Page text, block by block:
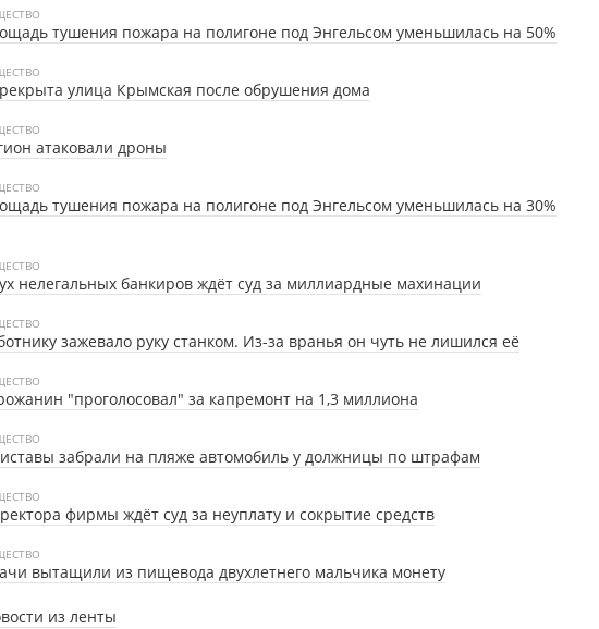
тушения пожара на полигоне под Энгельсом уменьшилась на 50%
улица Крымская после обрушения дома
атаковали дроны
тушения пожара на полигоне под Энгельсом уменьшилась на 30%
нелегальных банкиров ждёт суд за миллиардные махинации
зажевало руку станком. Из-за вранья он чуть не лишился её
"проголосовал" за капремонт на 1,3 миллиона
забрали на пляже автомобиль у должницы по штрафам
фирмы ждёт суд за неуплату и сокрытие средств
вытащили из пищевода двухлетнего мальчика монету
из ленты